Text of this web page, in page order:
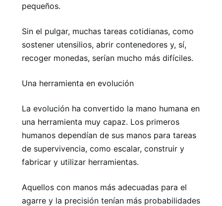
pequeños.
Sin el pulgar, muchas tareas cotidianas, como
sostener utensilios, abrir contenedores y, sí,
recoger monedas, serían mucho más difíciles.
Una herramienta en evolución
La evolución ha convertido la mano humana en
una herramienta muy capaz. Los primeros
humanos dependían de sus manos para tareas
de supervivencia, como escalar, construir y
fabricar y utilizar herramientas.
Aquellos con manos más adecuadas para el
agarre y la precisión tenían más probabilidades